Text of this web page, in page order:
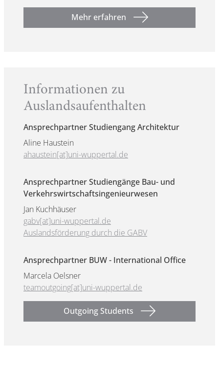
Mehr erfahren
Informationen zu
Auslandsaufenthalten
Ansprechpartner Studiengang Architektur
Aline Haustein
ahaustein[at]uni-wuppertal.de
Ansprechpartner Studiengänge Bau- und
Verkehrswirtschaftsingenieurwesen
Jan Kuchhäuser
gabv[at]uni-wuppertal.de
Auslandsförderung durch die GABV
Ansprechpartner BUW - International Office
Marcela Oelsner
teamoutgoing[at]uni-wuppertal.de
Outgoing Students